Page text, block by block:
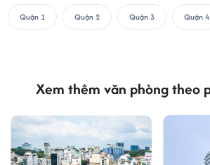
Quận 1 Quận 2 Quận 3 Quận 4
Xem thêm văn phòng theo